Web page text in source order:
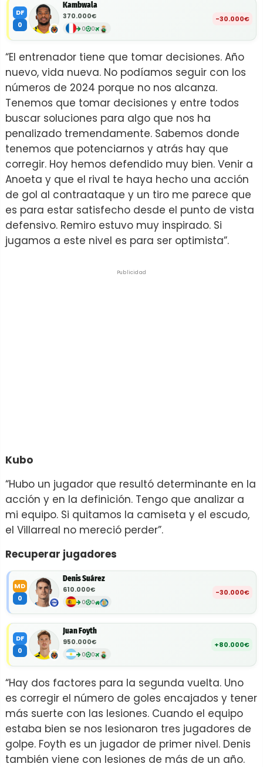
DF
0
Kambwala
370.000€
0 0
-30.000€
“El entrenador tiene que tomar decisiones. Año
nuevo, vida nueva. No podíamos seguir con los
números de 2024 porque no nos alcanza.
Tenemos que tomar decisiones y entre todos
buscar soluciones para algo que nos ha
penalizado tremendamente. Sabemos donde
tenemos que potenciarnos y atrás hay que
corregir. Hoy hemos defendido muy bien. Venir a
Anoeta y que el rival te haya hecho una acción
de gol al contraataque y un tiro me parece que
es para estar satisfecho desde el punto de vista
defensivo. Remiro estuvo muy inspirado. Si
jugamos a este nivel es para ser optimista”.
Publicidad
Kubo
“Hubo un jugador que resultó determinante en la
acción y en la definición. Tengo que analizar a
mi equipo. Si quitamos la camiseta y el escudo,
el Villarreal no mereció perder”.
Recuperar jugadores
MD
0
Denis Suárez
610.000€
0 0
-30.000€
DF
0
Juan Foyth
950.000€
0 0
+80.000€
“Hay dos factores para la segunda vuelta. Uno
es corregir el número de goles encajados y tener
más suerte con las lesiones. Cuando el equipo
estaba bien se nos lesionaron tres jugadores de
golpe. Foyth es un jugador de primer nivel. Denis
también viene con lesiones de más de un año.